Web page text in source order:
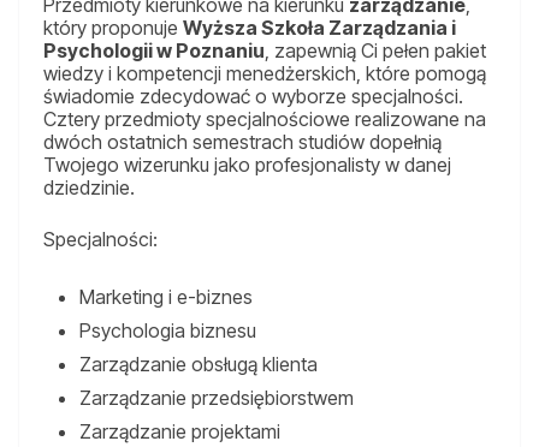
Przedmioty kierunkowe na kierunku zarządzanie,
który proponuje Wyższa Szkoła Zarządzania i
Psychologii w Poznaniu, zapewnią Ci pełen pakiet
wiedzy i kompetencji menedżerskich, które pomogą
świadomie zdecydować o wyborze specjalności.
Cztery przedmioty specjalnościowe realizowane na
dwóch ostatnich semestrach studiów dopełnią
Twojego wizerunku jako profesjonalisty w danej
dziedzinie.
Specjalności:
Marketing i e-biznes
Psychologia biznesu
Zarządzanie obsługą klienta
Zarządzanie przedsiębiorstwem
Zarządzanie projektami